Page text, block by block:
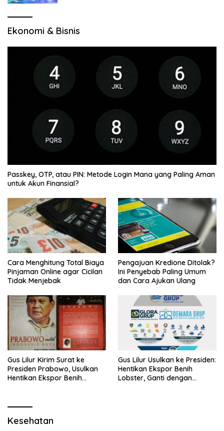
Ekonomi & Bisnis
Passkey, OTP, atau PIN: Metode Login Mana yang Paling Aman
untuk Akun Finansial?
Cara Menghitung Total Biaya
Pinjaman Online agar Cicilan
Tidak Menjebak
Pengajuan Kredione Ditolak?
Ini Penyebab Paling Umum
dan Cara Ajukan Ulang
Gus Lilur Kirim Surat ke
Presiden Prabowo, Usulkan
Hentikan Ekspor Benih
Gus Lilur Usulkan ke Presiden:
Hentikan Ekspor Benih
Lobster, Ganti dengan
Kesehatan